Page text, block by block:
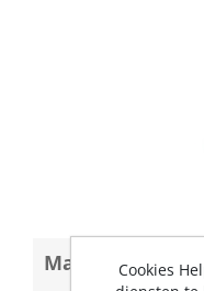
MaaikopCookies